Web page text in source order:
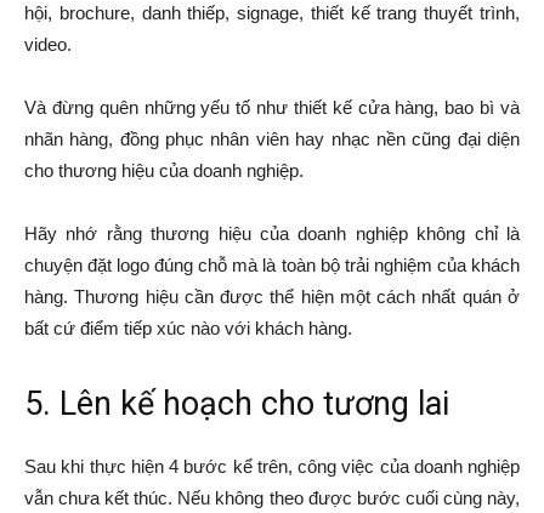
hội, brochure, danh thiếp, signage, thiết kế trang thuyết trình,
video.
Và đừng quên những yếu tố như thiết kế cửa hàng, bao bì và
nhãn hàng, đồng phục nhân viên hay nhạc nền cũng đại diện
cho thương hiệu của doanh nghiệp.
Hãy nhớ rằng thương hiệu của doanh nghiệp không chỉ là
chuyện đặt logo đúng chỗ mà là toàn bộ trải nghiệm của khách
hàng. Thương hiệu cần được thể hiện một cách nhất quán ở
bất cứ điểm tiếp xúc nào với khách hàng.
5. Lên kế hoạch cho tương lai
Sau khi thực hiện 4 bước kể trên, công việc của doanh nghiệp
vẫn chưa kết thúc. Nếu không theo được bước cuối cùng này,